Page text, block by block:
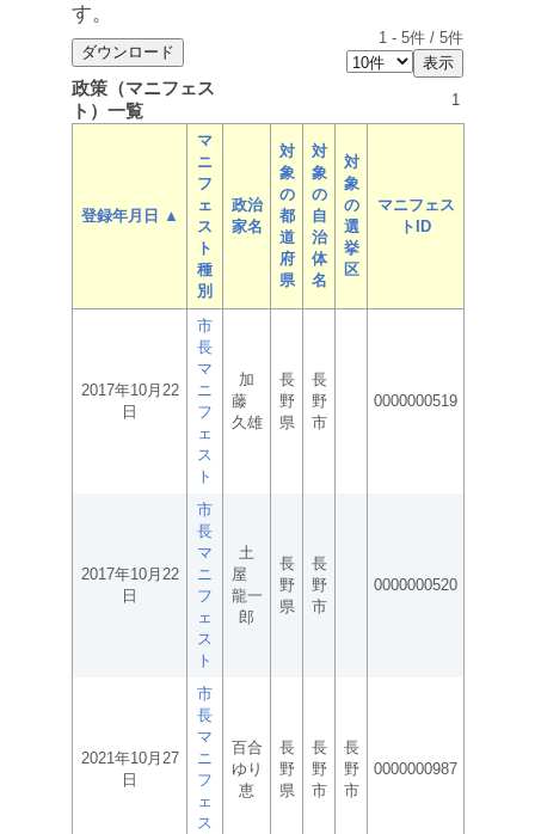
す。
1 - 5件 / 5件
政策（マニフェス
ト）一覧
1
登録年月日 ▲
マ
ニ
フ
ェ
ス
ト
種
別
政治
家名
対
象
の
都
道
府
県
対
象
の
自
治
体
名
対
象
の
選
挙
区
マニフェス
トID
2017年10月22
日
市
長
マ
ニ
フ
ェ
ス
ト
加
藤
久雄
長
野
県
長
野
市
0000000519
2017年10月22
日
市
長
マ
ニ
フ
ェ
ス
ト
土
屋
龍一
郎
長
野
県
長
野
市
0000000520
2021年10月27
日
市
長
マ
ニ
フ
ェ
ス
百合
ゆり
恵
長
野
県
長
野
市
長
野
市
0000000987